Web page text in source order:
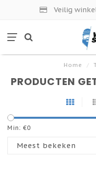
Veilig
Home /
PRODUCTEN
Min: €0
Meest bekeken